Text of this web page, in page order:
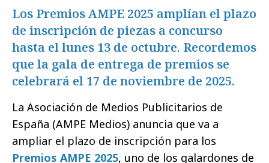
Los Premios AMPE 2025 amplían el plazo
de inscripción de piezas a concurso
hasta el lunes 13 de octubre. Recordemos
que la gala de entrega de premios se
celebrará el 17 de noviembre de 2025.
La Asociación de Medios Publicitarios de
España (AMPE Medios) anuncia que va a
ampliar el plazo de inscripción para los
Premios AMPE 2025, uno de los galardones de